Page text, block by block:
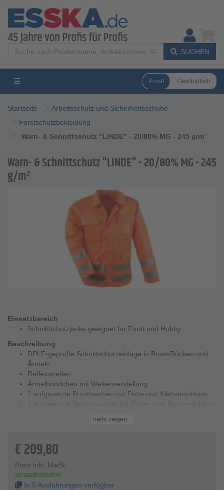
SUCHEN
Privat Geschäftlich
Startseite
Arbeitsschutz und Sicherheitsschuhe
Forstschutzbekleidung
Warn- & Schnittschutz "LINDE" - 20/80% MG - 245 g/m²
Warn- & Schnittschutz "LINDE" - 20/80% MG - 245
g/m²
Einsatzbereich
Schnittschutzjacke geeignet für Forst und Hobby
Beschreibung
DPLF-geprüfte Schnittschutzeinlage in Brust-Rücken und
Ärmeln
Reflexstreifen
Ärmelbündchen mit Weitenverstellung
2 aufgesetzte Brusttaschen mit Patte und Klettverschluss
Material - 80% Polyester/20% cotton - approx. 245 g/m²
EN 471 Klasse 2
mehr zeigen...
€209,80
Preis inkl. MwSt.
versandkostenfrei
In 5 Ausführungen verfügbar